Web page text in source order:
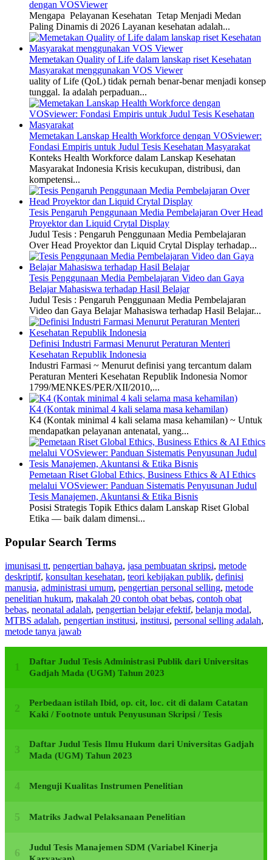
dengan VOSViewer
Mengapa Pelayanan Kesehatan Tetap Menjadi Medan
Paling Dinamis di 2026 Layanan kesehatan adalah...
Memetakan Quality of Life dalam lanskap riset Kesehatan
Masyarakat menggunakan VOS Viewer
uality of Life (QoL) tidak pernah benar-benar menjadi konsep
tunggal. Ia adalah perpaduan...
Memetakan Lanskap Health Workforce dengan VOSviewer:
Fondasi Empiris untuk Judul Tesis Kesehatan Masyarakat
Konteks Health Workforce dalam Lanskap Kesehatan
Masyarakat Indonesia Krisis kecukupan, distribusi, dan
kompetensi...
Tesis Pengaruh Penggunaan Media Pembelajaran Over Head
Proyektor dan Liquid Crytal Display
Judul Tesis : Pengaruh Penggunaan Media Pembelajaran
Over Head Proyektor dan Liquid Crytal Display terhadap...
Tesis Penggunaan Media Pembelajaran Video dan Gaya
Belajar Mahasiswa terhadap Hasil Belajar
Judul Tesis : Pengaruh Penggunaan Media Pembelajaran
Video dan Gaya Belajar Mahasiswa terhadap Hasil Belajar...
Definisi Industri Farmasi Menurut Peraturan Menteri
Kesehatan Republik Indonesia
Industri Farmasi ~ Menurut definisi yang tercantum dalam
Peraturan Menteri Kesehatan Republik Indonesia Nomor
1799/MENKES/PER/XII/2010,...
K4 (Kontak minimal 4 kali selama masa kehamilan)
K4 (Kontak minimal 4 kali selama masa kehamilan) ~ Untuk
mendapatkan pelayanan antenatal, yang...
Pemetaan Riset Global Ethics, Business Ethics & AI Ethics
melalui VOSviewer: Panduan Sistematis Penyusunan Judul
Tesis Manajemen, Akuntansi & Etika Bisnis
Posisi Strategis Topik Ethics dalam Lanskap Riset Global
Etika — baik dalam dimensi...
Popular Search Terms
imunisasi tt, pengertian bahaya, jasa pembuatan skripsi, metode
deskriptif, konsultan kesehatan, teori kebijakan publik, definisi
manusia, administrasi umum, pengertian personal selling, metode
penelitian hukum, makalah 20 contoh obat bebas, contoh obat
bebas, neonatal adalah, pengertian belajar efektif, belanja modal,
MTBS adalah, pengertian institusi, institusi, personal selling adalah,
metode tanya jawab
Daftar Judul Tesis Administrasi Publik dari Universitas
Gadjah Mada (UGM) Tahun 2023
Perbedaan istilah Ibid, op. cit, loc. cit di dalam Catatan
Kaki / Footnote untuk Penyusunan Skripsi / Tesis
Daftar Judul Tesis Ilmu Hukum dari Universitas Gadjah
Mada (UGM) Tahun 2023
Menguji Kualitas Instrumen Penelitian
Matriks Jadwal Pelaksanaan Penelitian
Judul Tesis Manajemen SDM (Variabel Kinerja